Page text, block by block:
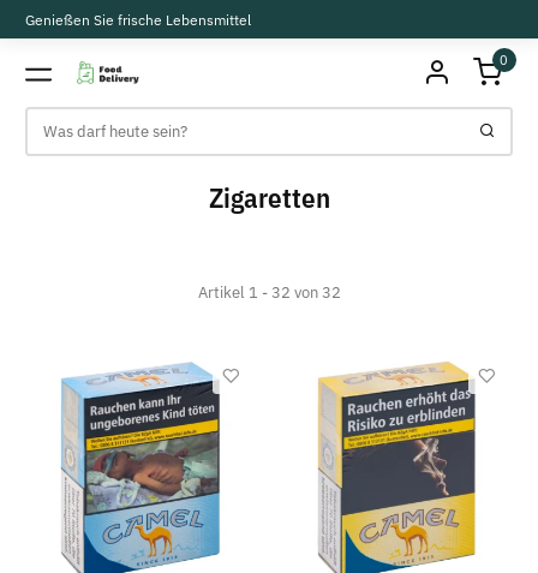
Genießen Sie frische Lebensmittel
0
Zigaretten
Artikel 1 - 32 von 32